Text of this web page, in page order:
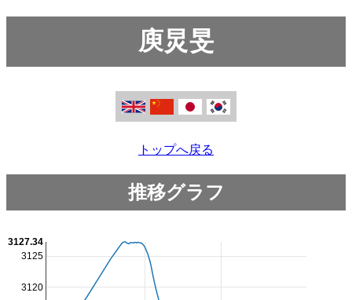
庾炅旻
トップへ戻る
推移グラフ
3120
3125
3127.34